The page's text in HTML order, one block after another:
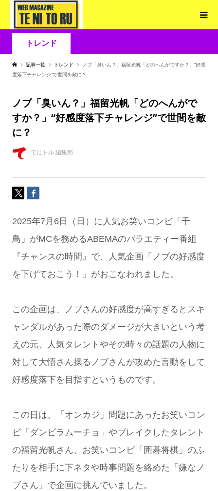
トレンド
記事一覧 トレンド
ノブ「臭いん？」福留光帆「どのへんがですか？」“好感
度落下チャレンジ”で世間を敵に？
ノブ「臭いん？」福留光帆「どのへんがで
すか？」“好感度落下チャレンジ”で世間を敵
に？
てにトル 編集部
2025年7月6日（日）に人気お笑いコンビ「千
鳥」がMCを務めるABEMAのバラエティー番組
『チャンスの時間』で、人気企画「ノブの好感度
を下げておこう！」がおこなわれました。
この企画は、ノブさんの好感度が高すぎるとスキ
ャンダルがあった際のダメージが大きいという考
えの元、人気タレントやその時々の話題の人物に
対して大悟さん操るノブさんが攻めた言動をして
好感度落下を目指すというものです。
この日は、「オンカジ」問題にあったお笑いコン
ビ「ダンビラムーチョ」やブレイクしたタレント
の福留光帆さん、お笑いコンビ「囲碁将棋」のふ
たりを相手に下ネタや時事問題を絡めた「嫌なノ
ブさん」で企画に挑んでいました。